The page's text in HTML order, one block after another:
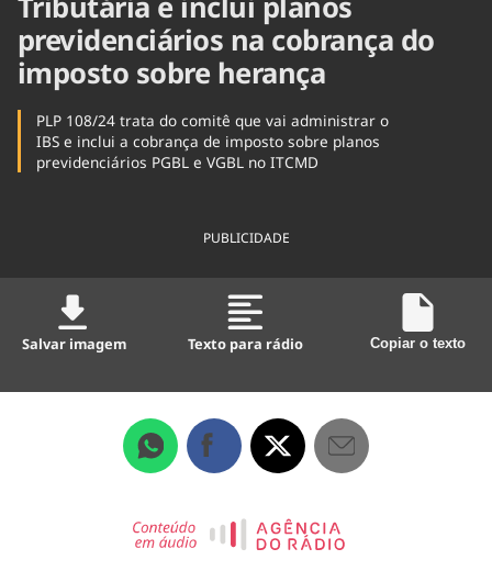
previdenciários na cobrança do
imposto sobre herança
PLP 108/24 trata do comitê que vai administrar o
IBS e inclui a cobrança de imposto sobre planos
previdenciários PGBL e VGBL no ITCMD
PUBLICIDADE
Salvar imagem Texto para rádio Copiar o texto